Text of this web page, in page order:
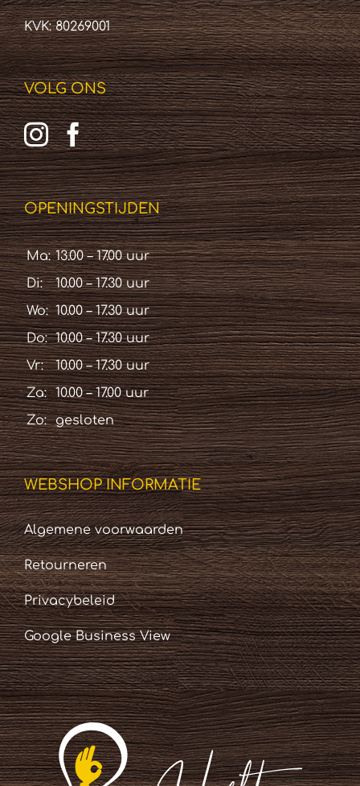
KVK: 80269001
VOLG ONS
OPENINGSTIJDEN
Ma: 13.00 – 17.00 uur
Di:
10.00 – 17.30 uur
Wo: 10.00 – 17.30 uur
Do: 10.00 – 17.30 uur
Vr:
10.00 – 17.30 uur
Za:
10.00 – 17.00 uur
Zo:
gesloten
WEBSHOP INFORMATIE
Algemene voorwaarden
Retourneren
Privacybeleid
Google Business View